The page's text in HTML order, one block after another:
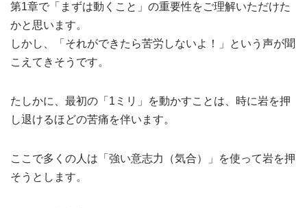
第1章で「まずは動くこと」の重要性をご理解いただけた
かと思います。
しかし、「それができたら苦労しないよ！」という声が聞
こえてきそうです。
たしかに、最初の「1ミリ」を動かすことは、時に岩を押
し退けるほどの苦痛を伴います。
ここで多くの人は「強い意志力（気合）」を使って岩を押
そうとします。